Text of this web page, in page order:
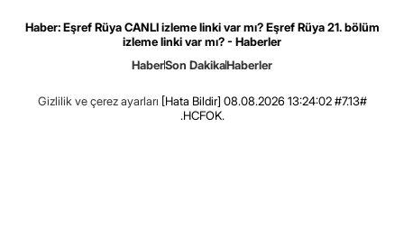
Haber: Eşref Rüya CANLI izleme linki var mı? Eşref Rüya 21. bölüm
izleme linki var mı? - Haberler
HaberSon DakikaHaberler
Gizlilik ve çerez ayarları [Hata Bildir] 08.08.2026 13:24:02 #7.13#
.HCFOK.